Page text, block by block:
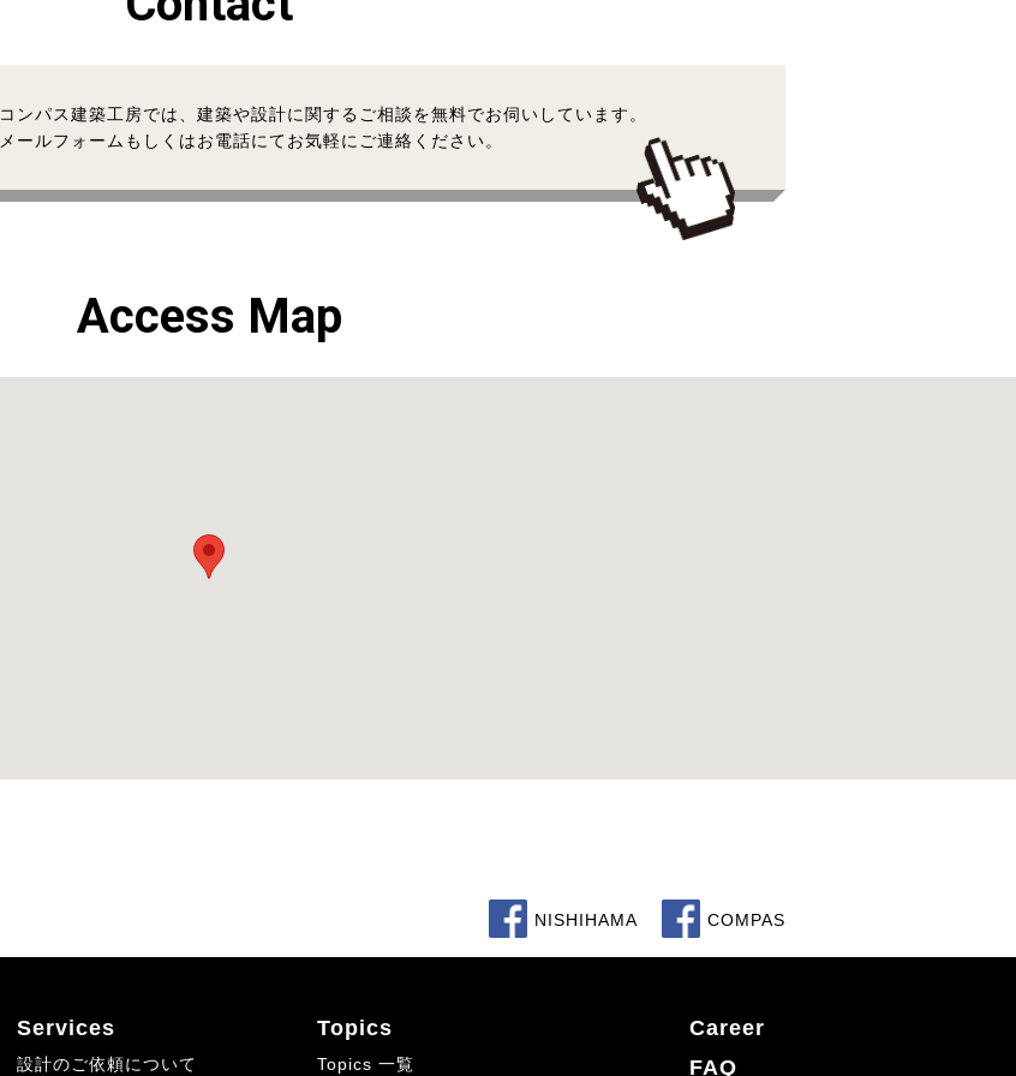
コンパス建築工房では、建築や設計に関するご相談を無料でお伺いしています。
メールフォームもしくはお電話にてお気軽にご連絡ください。
Access Map
NISHIHAMA COMPAS
Services
設計のご依頼について
Topics
Topics 一覧
Career
FAQ